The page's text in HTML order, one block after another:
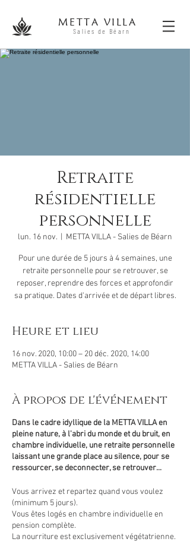
METTA VILLA
Salies de Béar n
Retraite
résidentielle
personnelle
lun. 16 nov. METTA VILLA - Salies de Béarn
Pour une durée de 5 jours à 4 semaines, une
retraite personnelle pour se retrouver, se
reposer, reprendre des forces et approfondir
sa pratique. Dates d'arrivée et de départ libres.
Heure et lieu
16 nov. 2020, 10:00 – 20 déc. 2020, 14:00
METTA VILLA - Salies de Béarn
À propos de l'événement
Dans le cadre idyllique de la METTA VILLA en
pleine nature, à l'abri du monde et du bruit, en
chambre individuelle, une retraite personnelle
laissant une grande place au silence, pour se
ressourcer, se deconnecter, se retrouver...
Vous arrivez et repartez quand vous voulez
(minimum 5 jours).
Vous êtes logés en chambre individuelle en
pension complète.
La nourriture est exclusivement végétatrienne.